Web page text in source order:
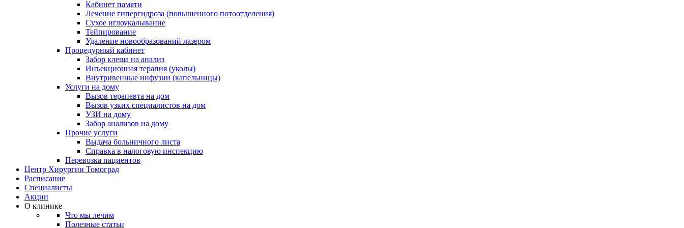
Кабинет памяти
Лечение гипергидроза (повышенного потоотделения)
Сухое иглоукалывание
Тейпирование
Удаление новообразований лазером
Процедурный кабинет
Забор клеща на анализ
Инъекционная терапия (уколы)
Внутривенные инфузии (капельницы)
Услуги на дому
Вызов терапевта на дом
Вызов узких специалистов на дом
УЗИ на дому
Забор анализов на дому
Прочие услуги
Выдача больничного листа
Справка в налоговую инспекцию
Перевозка пациентов
Центр Хирургии Томоград
Расписание
Специалисты
Акции
О клинике
Что мы лечим
Полезные статьи